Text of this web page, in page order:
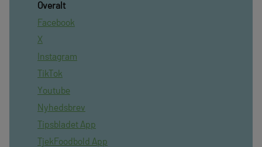
Overalt
Facebook
X
Instagram
TikTok
Youtube
Nyhedsbrev
Tipsbladet App
TjekFoodbold App